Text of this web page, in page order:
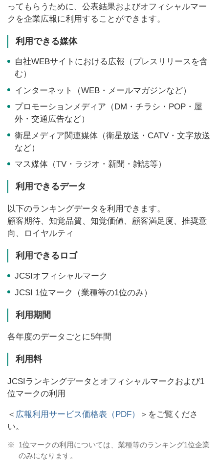
ってもらうために、公表結果およびオフィシャルマー
クを企業広報に利用することができます。
利用できる媒体
自社WEBサイトにおける広報（プレスリリースを含
む）
インターネット（WEB・メールマガジンなど）
プロモーションメディア（DM・チラシ・POP・屋
外・交通広告など）
衛星メディア関連媒体（衛星放送・CATV・文字放送
など）
マス媒体（TV・ラジオ・新聞・雑誌等）
利用できるデータ
以下のランキングデータを利用できます。
顧客期待、知覚品質、知覚価値、顧客満足度、推奨意
向、ロイヤルティ
利用できるロゴ
JCSIオフィシャルマーク
JCSI 1位マーク（業種等の1位のみ）
利用期間
各年度のデータごとに5年間
利用料
JCSIランキングデータとオフィシャルマークおよび1
位マークの利用
＜ 広報利用サービス価格表（PDF）
＞をご覧くださ
い。
※
1位マークの利用については、業種等のランキング1位企業
のみになります。